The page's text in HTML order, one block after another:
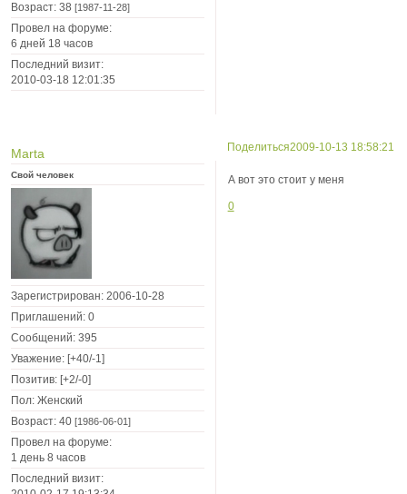
Возраст: 38[1987-11-28]
Провел на форуме:
6 дней 18 часов
Последний визит:
2010-03-18 12:01:35
Поделиться2009-10-13 18:58:21
Marta
Свой человек
Зарегистрирован: 2006-10-28
Приглашений: 0
Сообщений: 395
Уважение: [+40/-1]
Позитив: [+2/-0]
Пол: Женский
Возраст: 40[1986-06-01]
Провел на форуме:
1 день 8 часов
Последний визит:
А вот это стоит у меня
0